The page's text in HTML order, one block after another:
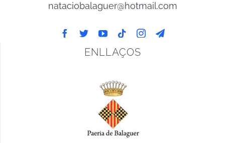
nataciobalaguer@hotmail.com
ENLLAÇOS